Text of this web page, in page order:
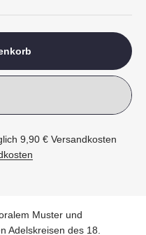
9,90 € Versandkosten
Muster und
Adelskreisen des 18.